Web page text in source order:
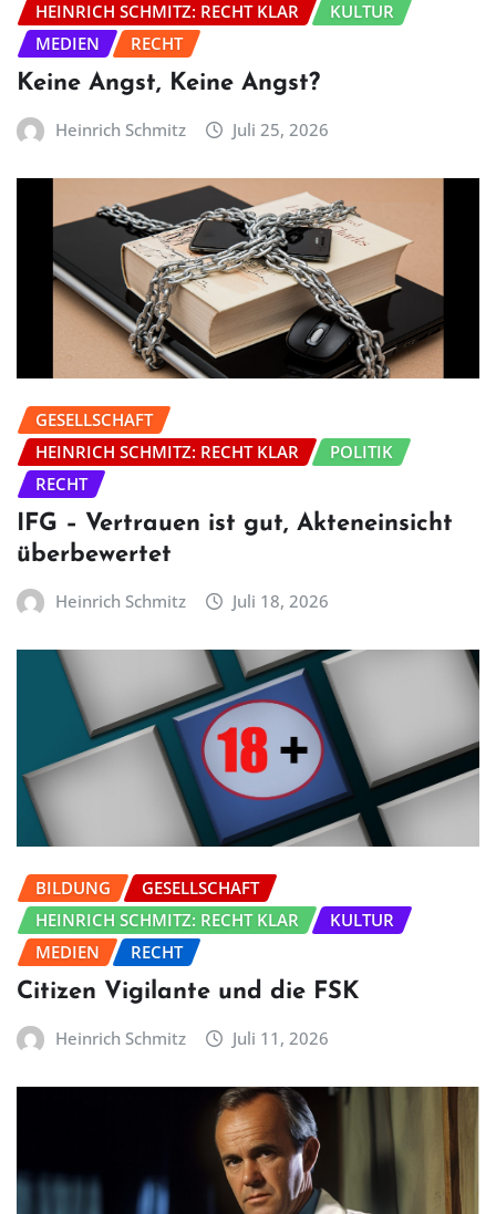
HEINRICH SCHMITZ: RECHT KLAR
KULTUR
MEDIEN
RECHT
Keine Angst, Keine Angst?
Heinrich Schmitz Juli 25, 2026
GESELLSCHAFT
HEINRICH SCHMITZ: RECHT KLAR
POLITIK
RECHT
IFG – Vertrauen ist gut, Akteneinsicht
überbewertet
Heinrich Schmitz Juli 18, 2026
BILDUNG
GESELLSCHAFT
HEINRICH SCHMITZ: RECHT KLAR
KULTUR
MEDIEN
RECHT
Citizen Vigilante und die FSK
Heinrich Schmitz Juli 11, 2026